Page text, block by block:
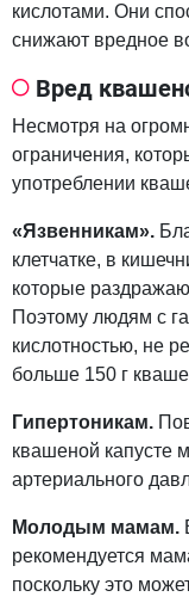
кислотами. Они
снижают вредное
Вред
Несмотря на
ограничения,
употреблении
«Язвенникам».
клетчатке, в
которые
Поэтому людям с
кислотностью, не
больше 150 г
Гипертоникам.
квашеной капусте
артериального
Молодым мамам.
рекомендуется
поскольку это